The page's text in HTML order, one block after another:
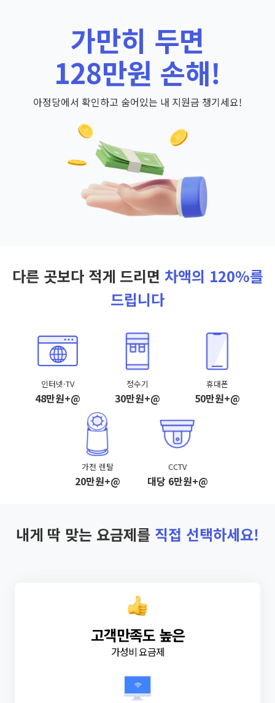
가만히 두면
128만원 손해!
아정당에서 확인하고 숨어있는 내 지원금 챙기세요!
다른 곳보다 적게 드리면 차액의 120%를
드립니다
인터넷·TV
48만원+@
정수기
30만원+@
휴대폰
50만원+@
가전 렌탈
20만원+@
CCTV
대당 6만원+@
내게 딱 맞는 요금제를 직접 선택하세요!
고객만족도 높은
가성비 요금제